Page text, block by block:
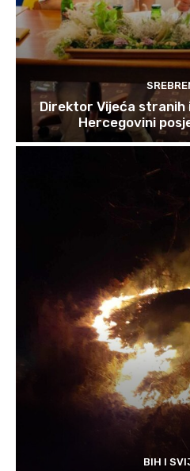
Direktor Vijeća stranih
Hercegovini
BIH I